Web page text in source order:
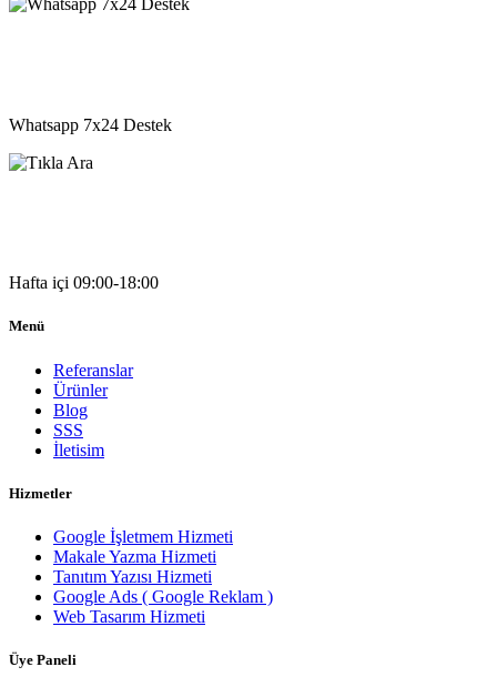
Whatsapp 7x24 Destek
Hafta içi 09:00-18:00
Menü
Referanslar
Ürünler
Blog
SSS
İletisim
Hizmetler
Google İşletmem Hizmeti
Makale Yazma Hizmeti
Tanıtım Yazısı Hizmeti
Google Ads ( Google Reklam )
Web Tasarım Hizmeti
Üye Paneli